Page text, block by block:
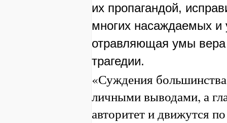
их пропагандой,
многих насаждаемых и
отравляющая умы
трагедии.
«Суждения
личными выводами, а
авторитет и движутся